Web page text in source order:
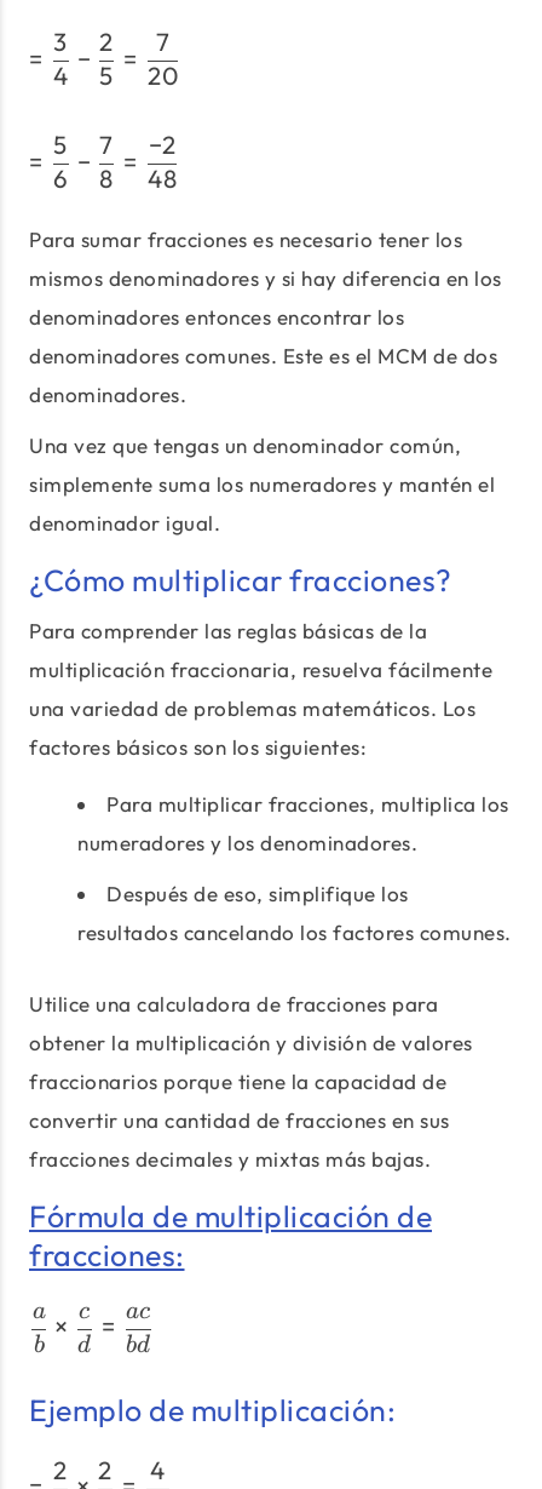
=
4
3
−
5
2
=
20
7
=
6
5
−
8
7
=
48
−2
Para sumar fracciones es necesario tener los
mismos denominadores y si hay diferencia en los
denominadores entonces encontrar los
denominadores comunes. Este es el MCM de dos
denominadores.
Una vez que tengas un denominador común,
simplemente suma los numeradores y mantén el
denominador igual.
¿Cómo multiplicar fracciones?
Para comprender las reglas básicas de la
multiplicación fraccionaria, resuelva fácilmente
una variedad de problemas matemáticos. Los
factores básicos son los siguientes:
Para multiplicar fracciones, multiplica los
numeradores y los denominadores.
Después de eso, simplifique los
resultados cancelando los factores comunes.
Utilice una calculadora de fracciones para
obtener la multiplicación y división de valores
fraccionarios porque tiene la capacidad de
convertir una cantidad de fracciones en sus
fracciones decimales y mixtas más bajas.
Fórmula de multiplicación de
fracciones:
b
a ×
d
c =
bd
ac
Ejemplo de multiplicación:
2 2 4